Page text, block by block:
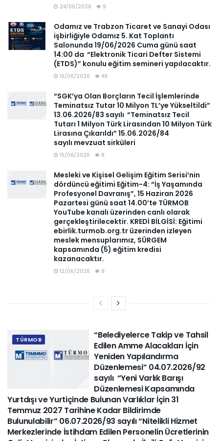
24/06/2026 9
Odamız ve Trabzon Ticaret ve Sanayi Odası
işbirliğiyle Odamız 5. Kat Toplantı
Salonunda 19/06/2026 Cuma günü saat
14:00 da “Elektronik Ticari Defter Sistemi
(ETDS)” konulu eğitim semineri yapılacaktır.
16/06/2026 49
“SGK’ya Olan Borçların Tecil İşlemlerinde
Teminatsız Tutar 10 Milyon TL’ye Yükseltildi”
13.06.2026/83 sayılı “Teminatsız Tecil
Tutarı 1 Milyon Türk Lirasından 10 Milyon Türk
Lirasına Çıkarıldı” 15.06.2026/84
sayılı mevzuat sirküleri
15/06/2026 8
Mesleki ve Kişisel Gelişim Eğitim Serisi’nin
dördüncü eğitimi Eğitim-4: “İş Yaşamında
Profesyonel Davranış”, 15 Haziran 2026
Pazartesi günü saat 14.00’te TÜRMOB
YouTube kanalı üzerinden canlı olarak
gerçekleştirilecektir. KREDİ BİLGİSİ: Eğitimi
ebirlik.turmob.org.tr üzerinden izleyen
meslek mensuplarımız, SÜRGEM
kapsamında (5) eğitim kredisi
kazanacaktır.
12/06/2026 9
TÜRMOB
“Belediyelerce Takip ve Tahsil
Edilen Amme Alacakları İçin
Yeniden Yapılandırma
Düzenlemesi” 04.07.2026/92
sayılı “Yeni Varlık Barışı
Düzenlemesi Kapsamında
Yurtdışı ve Yurtiçinde Bulunan Varlıklar İçin 31
Temmuz 2027 Tarihine Kadar Bildirimde
Bulunulabilir” 06.07.2026/93 sayılı “Nitelikli Hizmet
Merkezlerinde İstihdam Edilen Personelin Ücretlerinin